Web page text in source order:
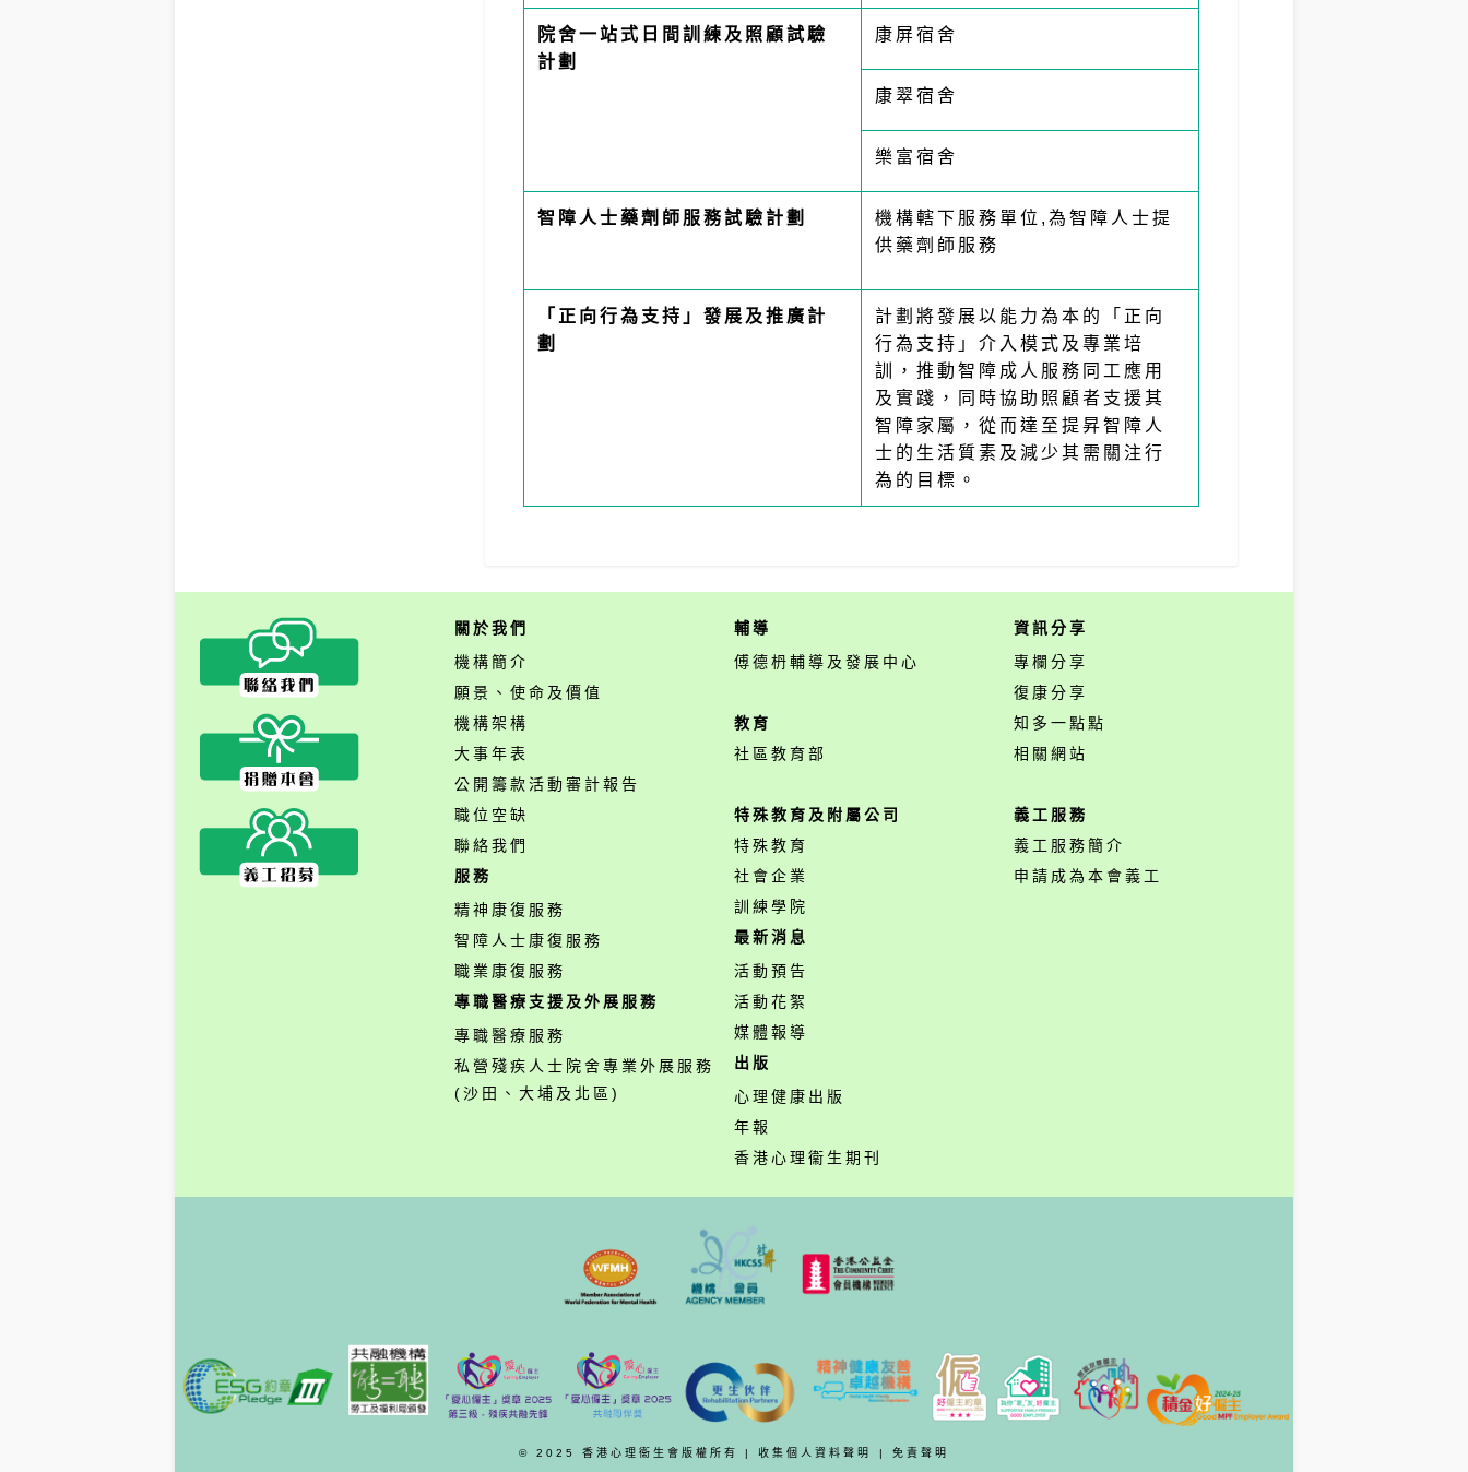
院舍一站式日間訓練及照顧試驗
計劃
康屏宿舍
康翠宿舍
樂富宿舍
智障人士藥劑師服務試驗計劃
機構轄下服務單位,為智障人士提
供藥劑師服務
「正向行為支持」發展及推廣計
劃
計劃將發展以能力為本的「正向
行為支持」介入模式及專業培
訓，推動智障成人服務同工應用
及實踐，同時協助照顧者支援其
智障家屬，從而達至提昇智障人
士的生活質素及減少其需關注行
為的目標。
關於我們
機構簡介
願景、使命及價值
機構架構
大事年表
公開籌款活動審計報告
職位空缺
聯絡我們
服務
精神康復服務
智障人士康復服務
職業康復服務
專職醫療支援及外展服務
專職醫療服務
私營殘疾人士院舍專業外展服務
(沙田、大埔及北區)
輔導
傅德枬輔導及發展中心
教育
社區教育部
特殊教育及附屬公司
特殊教育
社會企業
訓練學院
最新消息
活動預告
活動花絮
媒體報導
出版
心理健康出版
年報
香港心理衞生期刊
資訊分享
專欄分享
復康分享
知多一點點
相關網站
義工服務
義工服務簡介
申請成為本會義工
© 2025 香港心理衞生會版權所有 | 收集個人資料聲明 | 免責聲明